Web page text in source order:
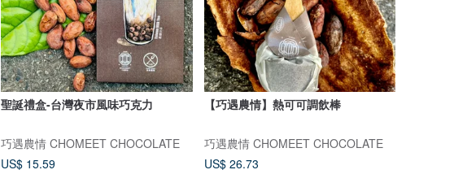
聖誕禮盒-台灣夜市風味巧克力
巧遇農情 CHOMEET CHOCOLATE
US$ 15.59
【巧遇農情】熱可可調飲棒
巧遇農情 CHOMEET CHOCOLATE
US$ 26.73